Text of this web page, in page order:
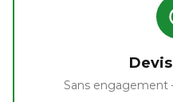
Sans engagement